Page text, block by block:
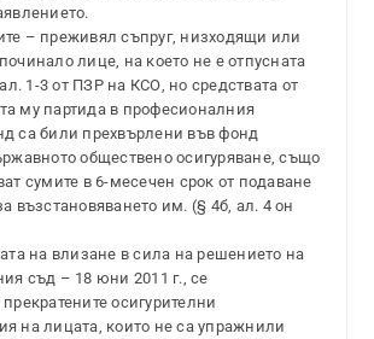
– преживял съпруг, низходящи или
лице, на което не е отпусната
1-3 от ПЗР на КСО, но средствата от
му партида в професионалния
са били прехвърлени във фонд
обществено осигуряване, също
сумите в 6-месечен срок от подаване
възстановяването им. (§ 4б, ал. 4 он
на влизане в сила на решението на
съд – 18 юни 2011 г., се
осигурителни
на лицата, които не са упражнили